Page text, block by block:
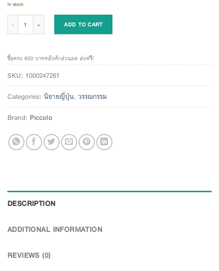
In stock
ADD TO CART
ซื้อครบ 600 บาทหลังหักส่วนลด ส่งฟรี!
SKU: 1000247261
Categories: นิยายญี่ปุ่น, วรรณกรรม
Brand: Piccolo
DESCRIPTION
ADDITIONAL INFORMATION
REVIEWS (0)